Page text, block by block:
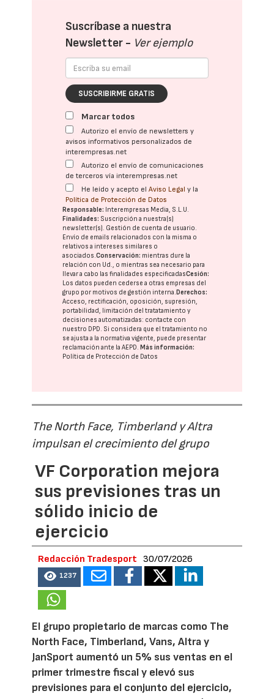
Suscríbase a nuestra
Newsletter - Ver ejemplo
SUSCRIBIRME GRATIS
Marcar todos
Autorizo el envío de newsletters y
avisos informativos personalizados de
interempresas.net
Autorizo el envío de comunicaciones
de terceros vía interempresas.net
He leído y acepto elAviso Legal y la
Política de Protección de Datos
Responsable: Interempresas Media, S.L.U.
Finalidades: Suscripción a nuestra(s)
newsletter(s). Gestión de cuenta de usuario.
Envío de emails relacionados con la misma o
relativos a intereses similares o
asociados.Conservación: mientras dure la
relación con Ud., o mientras sea necesario para
llevar a cabo las finalidades especificadasCesión:
Los datos pueden cederse a otras empresas del
grupo por motivos de gestión interna. Derechos:
Acceso, rectificación, oposición, supresión,
portabilidad, limitación del tratatamiento y
decisiones automatizadas: contacte con
nuestro DPD. Si considera que el tratamiento no
se ajusta a la normativa vigente, puede presentar
reclamación ante laAEPD. Más información:
Política de Protección de Datos
The North Face, Timberland y Altra
impulsan el crecimiento del grupo
VF Corporation mejora
sus previsiones tras un
sólido inicio de
ejercicio
Redacción Tradesport 30/07/2026
1237
El grupo propietario de marcas como The
North Face, Timberland, Vans, Altra y
JanSport aumentó un 5% sus ventas en el
primer trimestre fiscal y elevó sus
previsiones para el conjunto del ejercicio,